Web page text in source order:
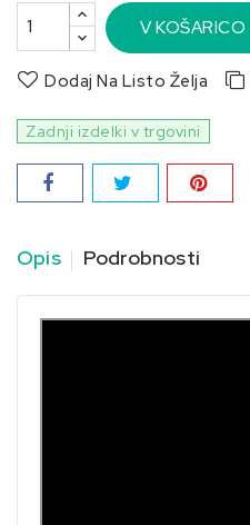
V KOŠARICO
Dodaj Na Listo Želja
Zadnji izdelki v trgovini
Opis Podrobnosti